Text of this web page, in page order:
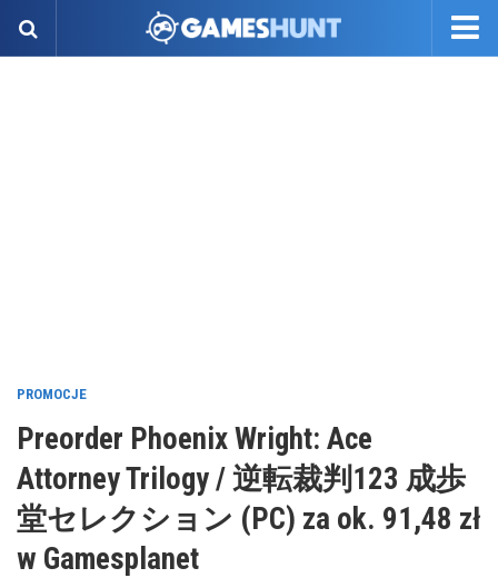
PROMOCJE
Preorder Phoenix Wright: Ace
Attorney Trilogy / 逆転裁判123 成歩
堂セレクション (PC) za ok. 91,48 zł
w Gamesplanet